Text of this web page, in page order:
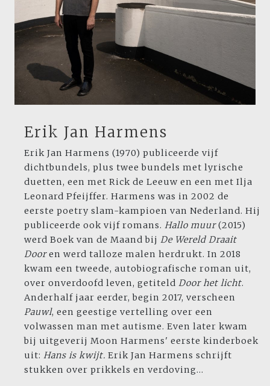
Erik Jan Harmens
Erik Jan Harmens (1970) publiceerde vijf
dichtbundels, plus twee bundels met lyrische
duetten, een met Rick de Leeuw en een met Ilja
Leonard Pfeijffer. Harmens was in 2002 de
eerste poetry slam-kampioen van Nederland. Hij
publiceerde ook vijf romans. Hallo muur(2015)
werd Boek van de Maand bij De Wereld Draait
Dooren werd talloze malen herdrukt. In 2018
kwam een tweede, autobiografische roman uit,
over onverdoofd leven, getiteld Door het licht.
Anderhalf jaar eerder, begin 2017, verscheen
Pauwl, een geestige vertelling over een
volwassen man met autisme. Even later kwam
bij uitgeverij Moon Harmens' eerste kinderboek
uit: Hans is kwijt. Erik Jan Harmens schrijft
stukken over prikkels en verdoving...